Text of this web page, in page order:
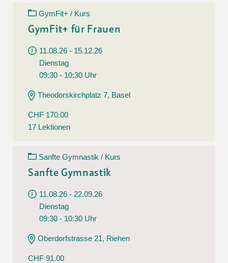
GymFit+ / Kurs
GymFit+ für Frauen
11.08.26 - 15.12.26
Dienstag
09:30 - 10:30 Uhr
Theodorskirchplatz 7, Basel
CHF 170.00
17 Lektionen
Sanfte Gymnastik / Kurs
Sanfte Gymnastik
11.08.26 - 22.09.26
Dienstag
09:30 - 10:30 Uhr
Oberdorfstrasse 21, Riehen
CHF 91.00